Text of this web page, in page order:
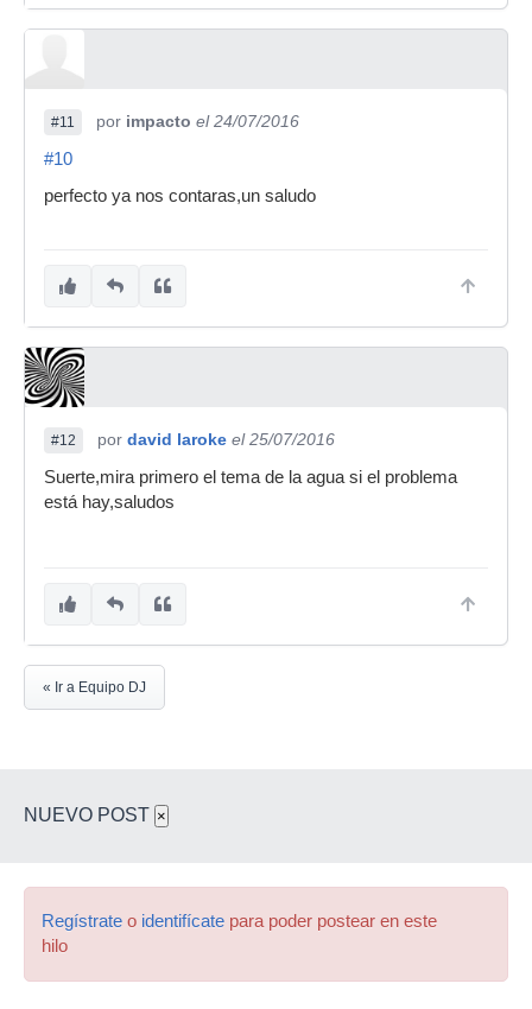
#11 por impacto el 24/07/2016
#10
perfecto ya nos contaras,un saludo
#12 por david laroke el 25/07/2016
Suerte,mira primero el tema de la agua si el problema
está hay,saludos
« Ir a Equipo DJ
NUEVO POST ×
Regístrate o identifícate para poder postear en este
hilo